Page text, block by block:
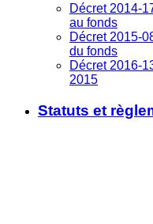
Décret 2014-
au fonds
Décret 2015-
du fonds
Décret 2016-
2015
Statuts et